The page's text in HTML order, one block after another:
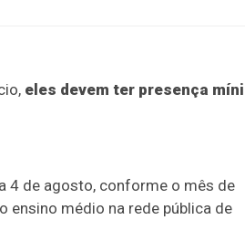
eles devem ter presença
4 de agosto, conforme o mês de
ensino médio na rede pública de